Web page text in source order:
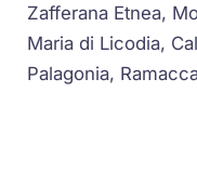
Zafferana Etnea,
Maria di Licodia,
Palagonia,